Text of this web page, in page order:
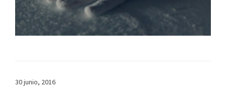
30 junio, 2016